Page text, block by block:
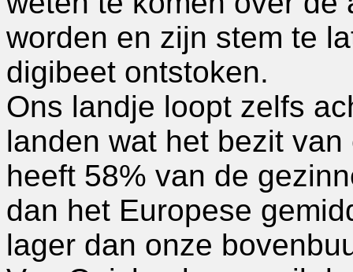
worden en zijn stem te
digibeet ontstoken.
Ons landje loopt zelfs
landen wat het bezit
heeft 58% van de
dan het Europese
lager dan onze